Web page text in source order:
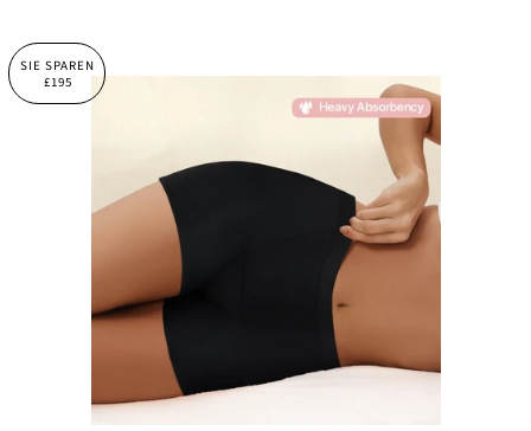
SIE SPAREN
£195